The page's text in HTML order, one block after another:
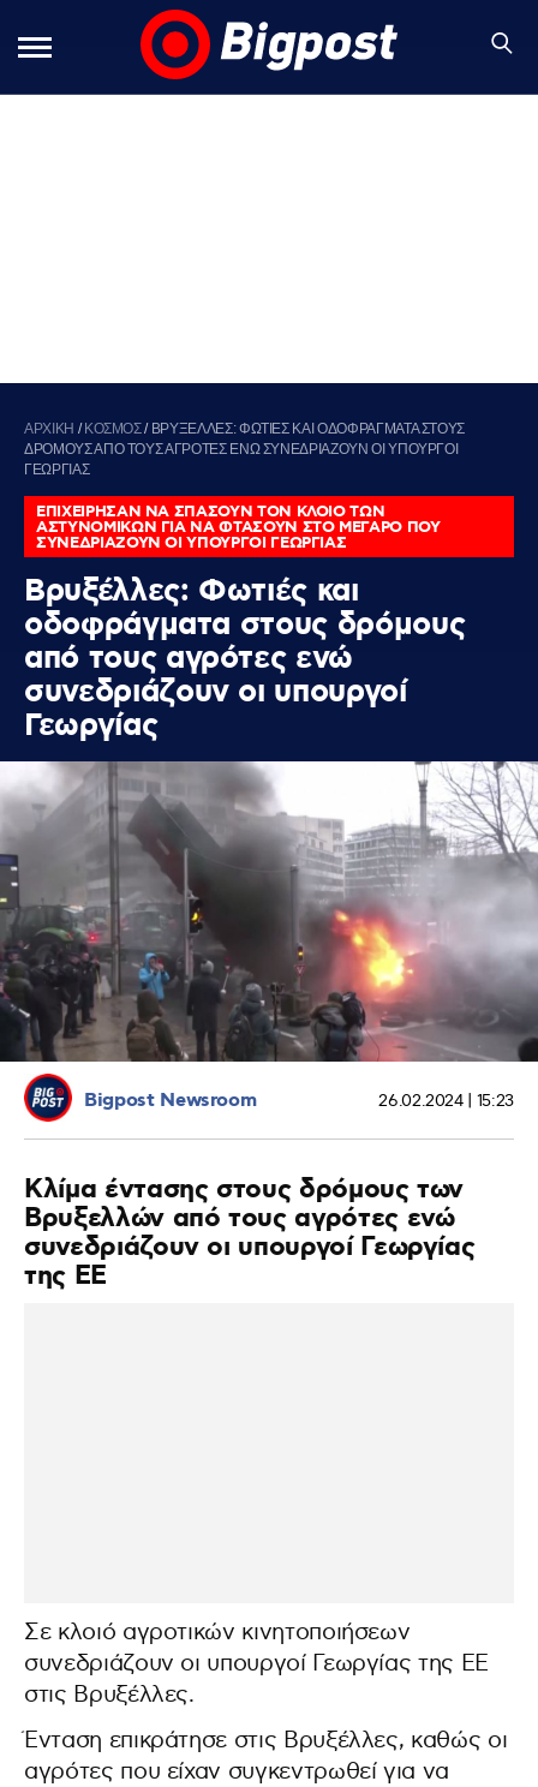
ΑΡΧΙΚΗ / ΚΟΣΜΟΣ/ ΒΡΥΞΕΛΛΕΣ: ΦΩΤΙΕΣ ΚΑΙ ΟΔΟΦΡΑΓΜΑΤΑ ΣΤΟΥΣ
ΔΡΟΜΟΥΣ ΑΠΟ ΤΟΥΣ ΑΓΡΟΤΕΣ ΕΝΩ ΣΥΝΕΔΡΙΑΖΟΥΝ ΟΙ ΥΠΟΥΡΓΟΙ
ΓΕΩΡΓΙΑΣ
ΕΠΙΧΕΙΡΗΣΑΝ ΝΑ ΣΠΑΣΟΥΝ ΤΟΝ ΚΛΟΙΟ ΤΩΝ
ΑΣΤΥΝΟΜΙΚΩΝ ΓΙΑ ΝΑ ΦΤΑΣΟΥΝ ΣΤΟ ΜΕΓΑΡΟ ΠΟΥ
ΣΥΝΕΔΡΙΑΖΟΥΝ ΟΙ ΥΠΟΥΡΓΟΙ ΓΕΩΡΓΙΑΣ
Βρυξέλλες: Φωτιές και
οδοφράγματα στους δρόμους
από τους αγρότες ενώ
συνεδριάζουν οι υπουργοί
Γεωργίας
Bigpost Newsroom 26.02.2024 | 15:23
Κλίμα έντασης στους δρόμους των
Βρυξελλών από τους αγρότες ενώ
συνεδριάζουν οι υπουργοί Γεωργίας
της ΕΕ
Σε κλοιό αγροτικών κινητοποιήσεων
συνεδριάζουν οι υπουργοί Γεωργίας της ΕΕ
στις Βρυξέλλες.
Ένταση επικράτησε στις Βρυξέλλες, καθώς οι
αγρότες που είχαν συγκεντρωθεί για να